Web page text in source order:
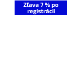
Zľava 7 % po
registrácii